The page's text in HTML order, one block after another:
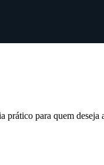
prático para quem